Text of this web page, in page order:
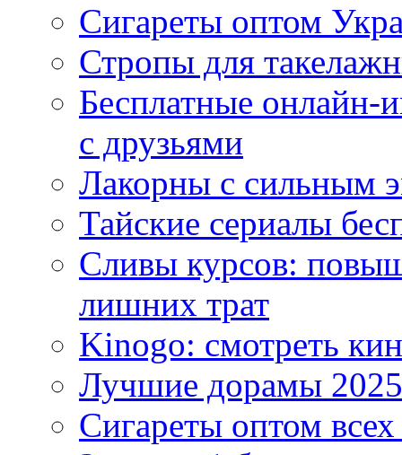
Сигареты оптом
Стропы для
Бесплатные
с друзьями
Лакорны с сильным
Тайские сериалы
Сливы курсов:
лишних трат
Kinogo: смотреть
Лучшие дорамы
Сигареты оптом